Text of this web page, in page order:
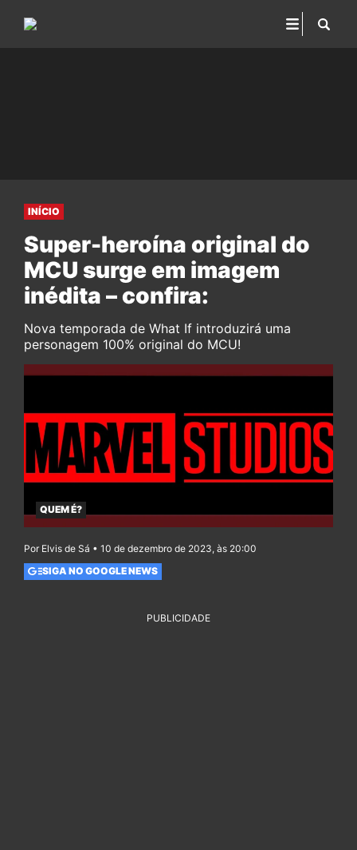
INÍCIO
Super-heroína original do
MCU surge em imagem
inédita – confira:
Nova temporada de What If introduzirá uma
personagem 100% original do MCU!
QUEM É?
Por Elvis de Sá • 10 de dezembro de 2023, às 20:00
SIGA NO GOOGLE NEWS
PUBLICIDADE